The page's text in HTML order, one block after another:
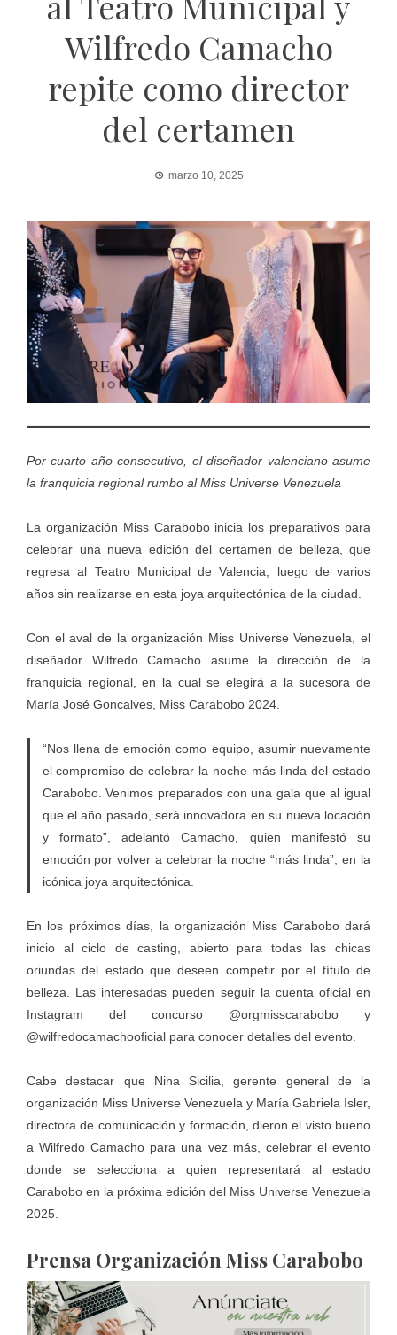
Wilfredo Camacho
repite como director
del certamen
marzo 10, 2025
Por cuarto año consecutivo, el diseñador valenciano asume
la franquicia regional rumbo al Miss Universe Venezuela
La organización Miss Carabobo inicia los preparativos para
celebrar una nueva edición del certamen de belleza, que
regresa al Teatro Municipal de Valencia, luego de varios
años sin realizarse en esta joya arquitectónica de la ciudad.
Con el aval de la organización Miss Universe Venezuela, el
diseñador Wilfredo Camacho asume la dirección de la
franquicia regional, en la cual se elegirá a la sucesora de
María José Goncalves, Miss Carabobo 2024.
“Nos llena de emoción como equipo, asumir nuevamente
el compromiso de celebrar la noche más linda del estado
Carabobo. Venimos preparados con una gala que al igual
que el año pasado, será innovadora en su nueva locación
y formato”, adelantó Camacho, quien manifestó su
emoción por volver a celebrar la noche “más linda”, en la
icónica joya arquitectónica.
En los próximos días, la organización Miss Carabobo dará
inicio al ciclo de casting, abierto para todas las chicas
oriundas del estado que deseen competir por el título de
belleza. Las interesadas pueden seguir la cuenta oficial en
Instagram del concurso @orgmisscarabobo y
@wilfredocamachooficial para conocer detalles del evento.
Cabe destacar que Nina Sicilia, gerente general de la
organización Miss Universe Venezuela y María Gabriela Isler,
directora de comunicación y formación, dieron el visto bueno
a Wilfredo Camacho para una vez más, celebrar el evento
donde se selecciona a quien representará al estado
Carabobo en la próxima edición del Miss Universe Venezuela
2025.
Prensa Organización Miss Carabobo